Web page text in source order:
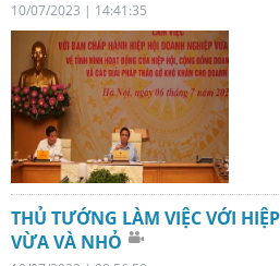
10/07/2023 | 14:41:35
THỦ TƯỚNG LÀM VIỆC VỚI
VỪA VÀ NHỎ